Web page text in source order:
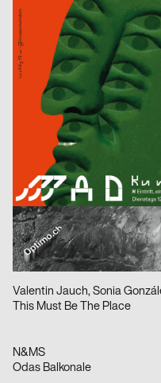
Claudiabasel Grafik &
S AM Accsess for all
Phila Büdding, Jana Rzehak
Jazzkabinett
Neo Neo
Jours Bleus [Blaue Tage]
Mini-Zine-Library
With me im Widmer II
Valentin Jauch, Sonia
This Must Be The Place
N&MS
Odas Balkonale